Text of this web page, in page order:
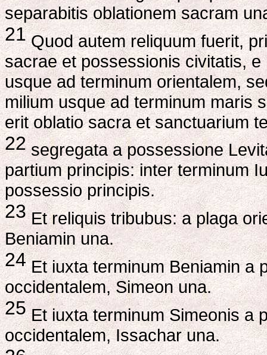
separabitis oblationem sacram
21Quod autem reliquum fuerit,
sacrae et possessionis civitatis,
usque ad terminum orientalem,
milium usque ad terminum maris
erit oblatio sacra et sanctuarium
22segregata a possessione
partium principis: inter terminum
possessio principis.
23Et reliquis tribubus: a plaga
Beniamin una.
24Et iuxta terminum Beniamin a
occidentalem, Simeon una.
25Et iuxta terminum Simeonis a
occidentalem, Issachar una.